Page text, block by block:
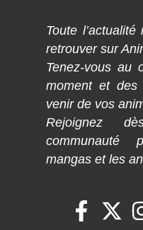
Toute
retrouver sur
Tenez-vous au
moment et des
venir de vos
Rejoignez
communauté
mangas et les